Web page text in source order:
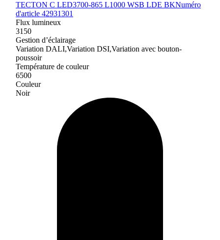
TECTON C LED3700-865 L1000 WSB LDE BKNuméro
d'article 42931301
Flux lumineux
3150
Gestion d’éclairage
Variation DALI,Variation DSI,Variation avec bouton-
poussoir
Température de couleur
6500
Couleur
Noir